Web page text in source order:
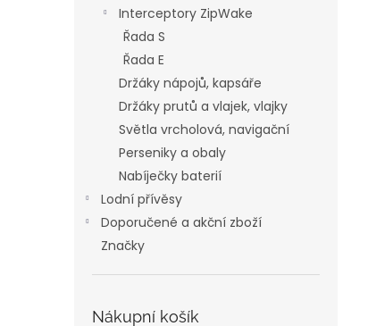
Interceptory ZipWake
Řada S
Řada E
Držáky nápojů, kapsáře
Držáky prutů a vlajek, vlajky
Světla vrcholová, navigační
Perseniky a obaly
Nabíječky baterií
Lodní přívěsy
Doporučené a akční zboží
Značky
Nákupní košík